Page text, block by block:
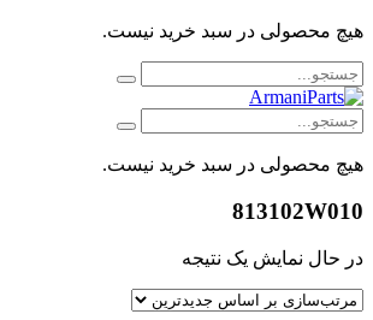
هیچ محصولی در سبد خرید نیست.
هیچ محصولی در سبد خرید نیست.
813102W010
در حال نمایش یک نتیجه